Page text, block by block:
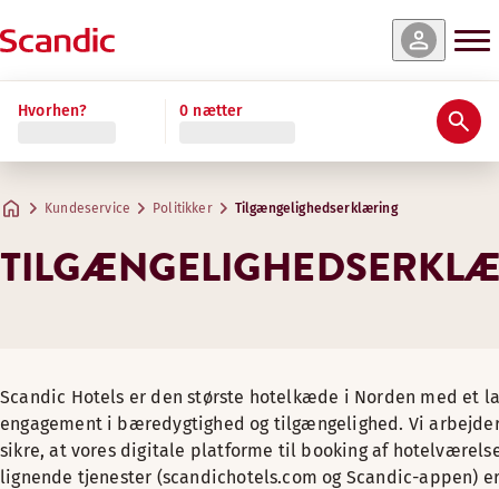
Hvorhen? 0 nætter
Kundeservice Politikker Tilgængelighedserklæring
Scandic Hotels er den største hotelkæde i Norden med et
engagement i bæredygtighed og tilgængelighed. Vi
sikre, at vores digitale platforme til booking af
lignende tjenester (scandichotels.com og Scandic-appen)